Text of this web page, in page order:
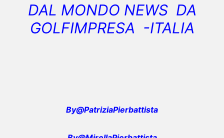
DAL MONDO NEWS DA
GOLFIMPRESA -ITALIA
By@PatriziaPierbattista